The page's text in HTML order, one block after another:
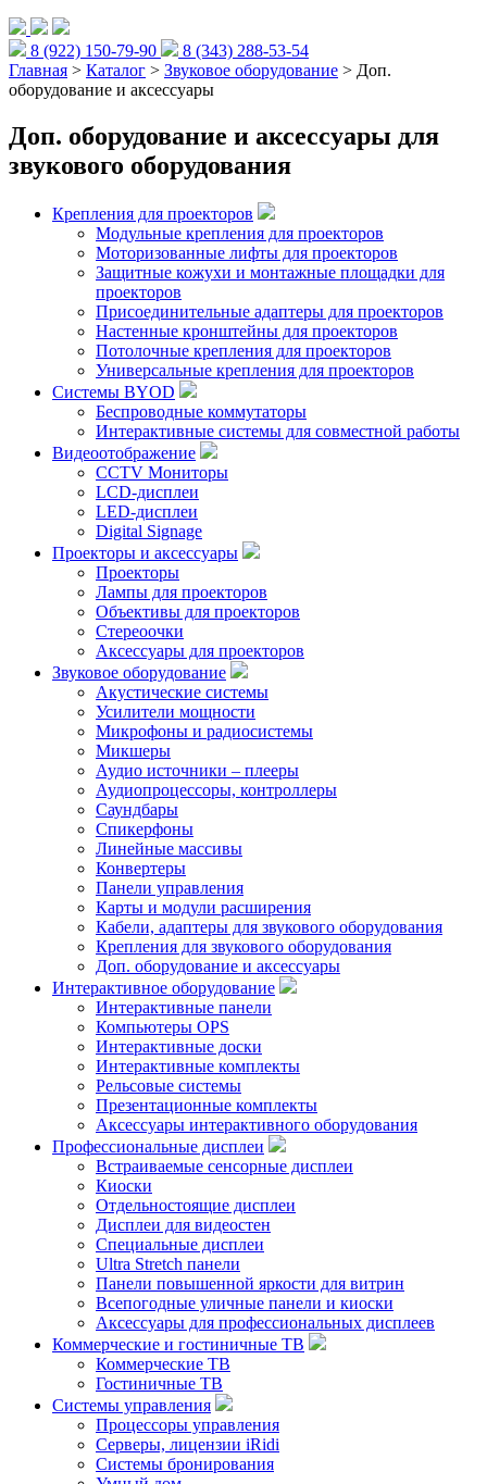
8 (922) 150-79-90
8 (343) 288-53-54
Главная > Каталог > Звуковое оборудование > Доп.
оборудование и аксессуары
Доп. оборудование и аксессуары для
звукового оборудования
Крепления для проекторов
Модульные крепления для проекторов
Моторизованные лифты для проекторов
Защитные кожухи и монтажные площадки для
проекторов
Присоединительные адаптеры для проекторов
Настенные кронштейны для проекторов
Потолочные крепления для проекторов
Универсальные крепления для проекторов
Системы BYOD
Беспроводные коммутаторы
Интерактивные системы для совместной работы
Видеоотображение
CCTV Мониторы
LCD-дисплеи
LED-дисплеи
Digital Signage
Проекторы и аксессуары
Проекторы
Лампы для проекторов
Объективы для проекторов
Стереоочки
Аксессуары для проекторов
Звуковое оборудование
Акустические системы
Усилители мощности
Микрофоны и радиосистемы
Микшеры
Аудио источники – плееры
Аудиопроцессоры, контроллеры
Саундбары
Спикерфоны
Линейные массивы
Конвертеры
Панели управления
Карты и модули расширения
Кабели, адаптеры для звукового оборудования
Крепления для звукового оборудования
Доп. оборудование и аксессуары
Интерактивное оборудование
Интерактивные панели
Компьютеры OPS
Интерактивные доски
Интерактивные комплекты
Рельсовые системы
Презентационные комплекты
Аксессуары интерактивного оборудования
Профессиональные дисплеи
Встраиваемые сенсорные дисплеи
Киоски
Отдельностоящие дисплеи
Дисплеи для видеостен
Специальные дисплеи
Ultra Stretch панели
Панели повышенной яркости для витрин
Всепогодные уличные панели и киоски
Аксессуары для профессиональных дисплеев
Коммерческие и гостиничные ТВ
Коммерческие ТВ
Гостиничные ТВ
Системы управления
Процессоры управления
Серверы, лицензии iRidi
Системы бронирования